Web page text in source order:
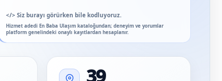
</> Siz burayı görürken bile kodluyoruz.
Hizmet adedi En Baba Ulaşım kataloğundan; deneyim ve yorumlar
platform genelindeki onaylı kayıtlardan hesaplanır.
39